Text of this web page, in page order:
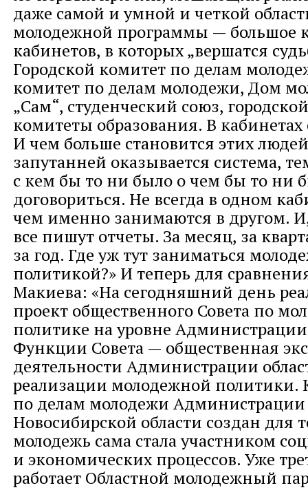
даже самой и умной и четкой
молодежной программы — большое
кабинетов, в которых „вершатся
Городской комитет по делам
комитет по делам молодежи, Дом
„Сам“, студенческий союз,
комитеты образования. В
И чем больше становится этих
запутанней оказывается система,
с кем бы то ни было о чем бы то ни
договориться. Не всегда в одном
чем именно занимаются в другом.
все пишут отчеты. За месяц, за
за год. Где уж тут заниматься
политикой?» И теперь для
Макиева: «На сегодняшний день
проект общественного Совета по
политике на уровне Администрации
Функции Совета — общественная
деятельности Администрации
реализации молодежной политики.
по делам молодежи Администрации
Новосибирской области создан для
молодежь сама стала участником
и экономических процессов. Уже
работает Областной молодежный